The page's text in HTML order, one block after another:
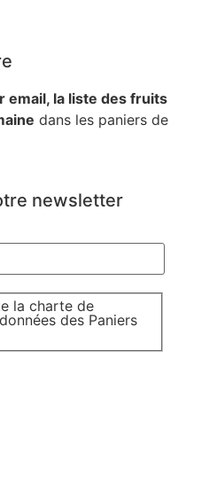
email, la liste des fruits
dans les paniers de
newsletter
la charte de
des Paniers